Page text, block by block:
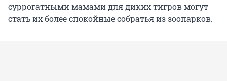
суррогатными мамами для диких тигров могут
стать их более спокойные собратья из зоопарков.